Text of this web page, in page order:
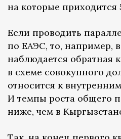
на которые приходится
Если проводить
по ЕАЭС, то, например,
наблюдается обратная
в схеме совокупного
относится к
И темпы роста общего
ниже, чем в